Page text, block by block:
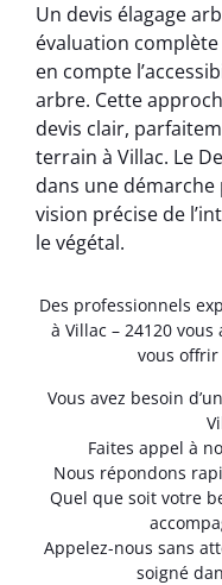
Un devis élagage
évaluation complète
en compte
arbre. Cette
devis clair,
terrain à Villac. Le
dans une
vision précise de
le végétal.
Des professionnels
à Villac – 24120
vous
Vous avez besoin
Faites appel à
Nous répondons
Quel que soit votre
Appelez-nous sans
soigné